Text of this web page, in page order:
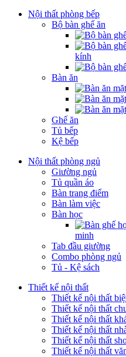
Nội thất phòng bếp
Bộ bàn ghế ăn
kính
Bàn ăn
Ghế ăn
Tủ bếp
Kệ bếp
Nội thất phòng ngủ
Giường ngủ
Tủ quần áo
Bàn trang điểm
Bàn làm việc
Bàn học
minh
Tab đầu giường
Combo phòng ngủ
Tủ - Kệ sách
Thiết kế nội thất
Thiết kế nội thất
Thiết kế nội thất
Thiết kế nội thất
Thiết kế nội thất
Thiết kế nội thất
Thiết kế nội thất